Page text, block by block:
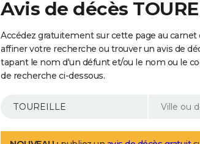
Avis de décès
Accédez gratuitement sur cette page au carnet
affiner votre recherche ou trouver un avis de
tapant le nom d'un défunt et/ou le nom ou le
de recherche ci-dessous.